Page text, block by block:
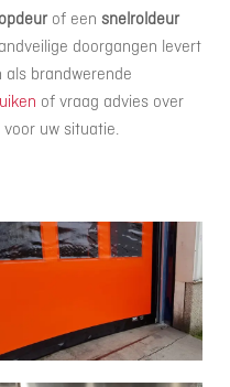
of een snelroldeur
doorgangen levert
als brandwerende
of vraag advies over
uw situatie.